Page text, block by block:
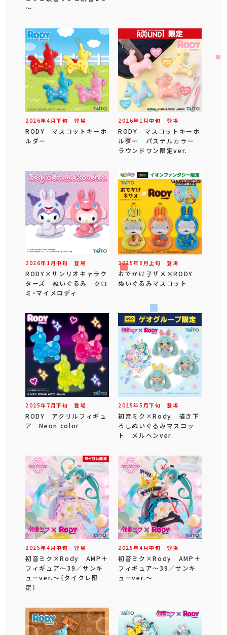
～
2026年4 月下旬 登場
RODY マスコットキーホ
ルダー
2026年 1 月中旬 登場
RODY マスコットキーホ
ルダー パステルカラー
ラウンドワン限定ver.
2026年 1 月中旬 登場
RODY×サンリオキャラク
ターズ ぬいぐるみ クロ
ミ・マイメロディ
2025年8 月 上旬 登場
おでかけ子ザメ×RODY
ぬいぐるみマスコット
2025年 7 月下旬 登場
RODY アクリルフィギュ
ア Neon color
2025年5 月下旬 登場
初音ミク×Rody 描き下
ろしぬいぐるみマスコッ
ト メルヘンver.
2025年4 月中旬 登場
初音ミク×Rody AMP＋
フィギュア～39／サンキ
ューver.～（タイクレ限
定）
2025年4 月中旬 登場
初音ミク×Rody AMP＋
フィギュア～39／サンキ
ューver.～